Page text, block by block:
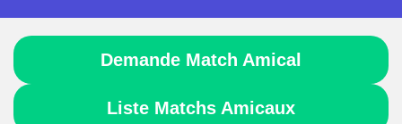
Demande Match Amical
Liste Matchs Amicaux